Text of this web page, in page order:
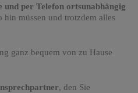
und per Telefon ortsunabhängig
müssen und trotzdem alles
ganz bequem von zu Hause
, den Sie